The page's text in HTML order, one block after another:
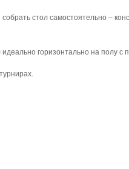
стол самостоятельно –
горизонтально на полу